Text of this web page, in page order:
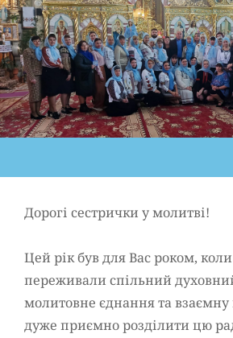
Дорогі сестрички у молитві!
Цей рік був для Вас роком,
переживали спільний
молитовне єднання та
дуже приємно розділити цю